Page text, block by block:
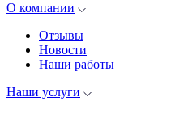
О компании
Отзывы
Новости
Наши работы
Наши услуги